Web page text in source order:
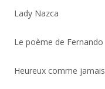
Lady Nazca
Le poème de Fernando
Heureux comme jamais